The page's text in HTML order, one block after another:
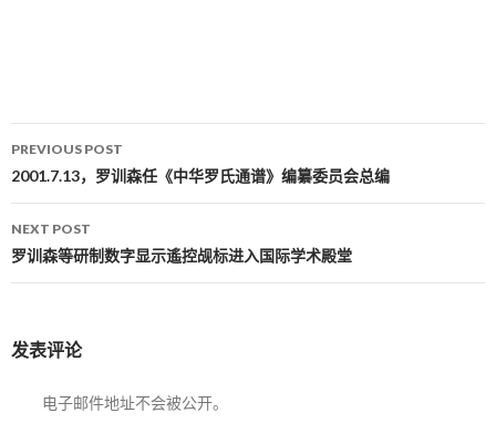
Post navigation
PREVIOUS POST
2001.7.13，罗训森任《中华罗氏通谱》编纂委员会总编
NEXT POST
罗训森等研制数字显示遙控觇标进入国际学术殿堂
发表评论
电子邮件地址不会被公开。